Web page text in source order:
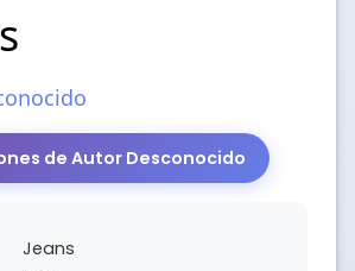
de Autor Desconocido
Jeans